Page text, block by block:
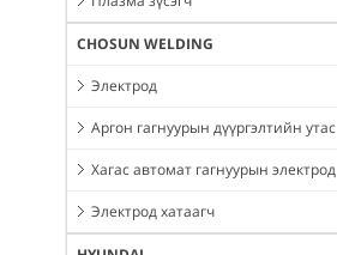
CHOSUN WELDING
Электрод
Аргон гагнуурын дүүргэлтийн утас
Хагас автомат гагнуурын электрод
Электрод хатаагч